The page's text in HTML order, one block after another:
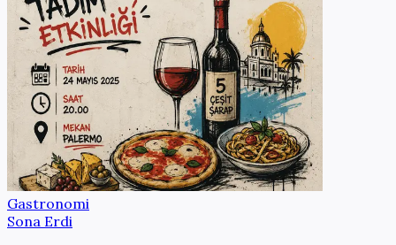
Gastronomi
Sona Erdi